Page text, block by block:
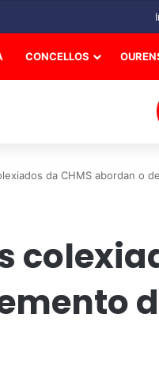
CONCELLOS
da CHMS abordan o